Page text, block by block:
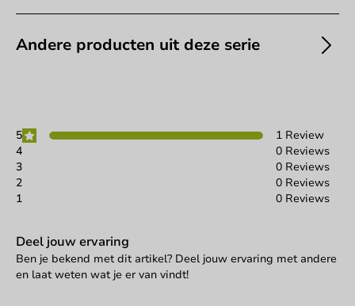
Andere producten uit deze serie
5
1 Review
4
0 Reviews
3
0 Reviews
2
0 Reviews
1
0 Reviews
Deel jouw ervaring
Ben je bekend met dit artikel? Deel jouw ervaring met andere
en laat weten wat je er van vindt!